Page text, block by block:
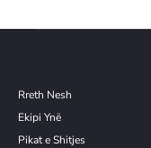
Rreth Nesh
Ekipi Ynë
Pikat e Shitjes